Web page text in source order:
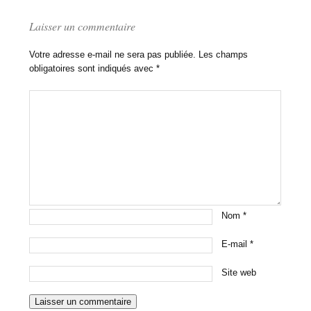
Laisser un commentaire
Votre adresse e-mail ne sera pas publiée. Les champs
obligatoires sont indiqués avec*
Nom*
E-mail*
Site web